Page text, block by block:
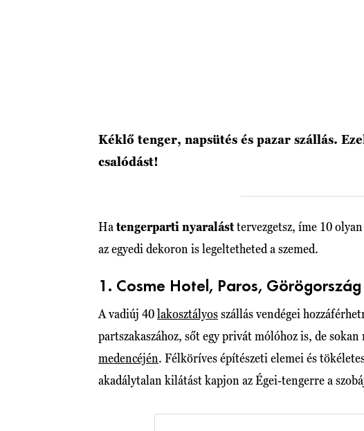
Kéklő tenger, napsütés és pazar szállás.
csalódást!
Ha tengerparti nyaralásttervezgetsz, íme 10
az egyedi dekoron is legeltetheted a szemed.
1. Cosme Hotel, Paros, Görögország
A vadiúj 40lakosztályosszállás vendégei
partszakaszához, sőt egy privát mólóhoz is, de
medencéjén. Félköríves építészeti elemei és
akadálytalan kilátást kapjon az Égei-tengerre a